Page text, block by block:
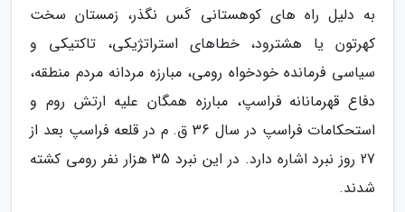
به دلیل راه های کوهستانی کَس نگذر، زمستان سخت
کهرتون یا هشترود، خطاهای استراتژیکی، تاکتیکی و
سیاسی فرمانده خودخواه رومی، مبارزه مردانه مردم منطقه،
دفاع قهرمانانه فراسپ، مبارزه همگان علیه ارتش روم و
استحکامات فراسپ در سال 36 ق. م در قلعه فراسپ بعد از
27 روز نبرد اشاره دارد. در این نبرد 35 هزار نفر رومی کشته
شدند.